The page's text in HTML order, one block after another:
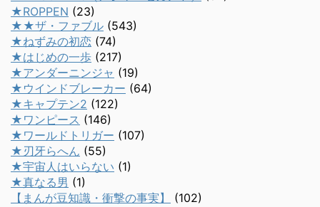
★ROPPEN (23)
★★ザ・ファブル (543)
★ねずみの初恋 (74)
★はじめの一歩 (217)
★アンダーニンジャ (19)
★ウインドブレーカー (64)
★キャプテン2 (122)
★ワンピース (146)
★ワールドトリガー (107)
★刃牙らへん (55)
★宇宙人はいらない (1)
★真なる男 (1)
【まんが豆知識・衝撃の事実】
(102)